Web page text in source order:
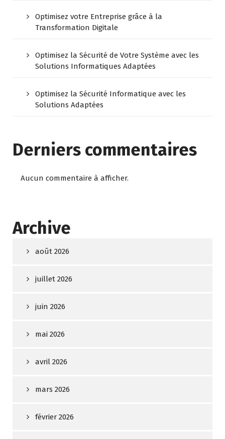
Optimisez votre Entreprise grâce à la
Transformation Digitale
Optimisez la Sécurité de Votre Système avec les
Solutions Informatiques Adaptées
Optimisez la Sécurité Informatique avec les
Solutions Adaptées
Derniers commentaires
Aucun commentaire à afficher.
Archive
août 2026
juillet 2026
juin 2026
mai 2026
avril 2026
mars 2026
février 2026